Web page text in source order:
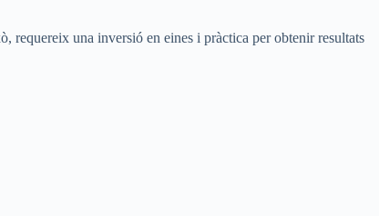
requereix una inversió en eines i pràctica per obtenir resultats